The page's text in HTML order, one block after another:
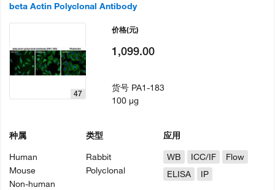
beta Actin Polyclonal Antibody
47
种属
Human
Mouse
Non-human
类型
Rabbit
Polyclonal
应用
WB
ICC/IF
Flow
ELISA
IP
价格(元)
1,099.00
货号 PA1-183
100 µg